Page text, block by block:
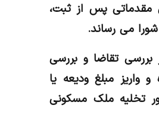
مقدماتی پس از ثبت،
می رساند.
تقاضا و بررسی
واریز مبلغ ودیعه یا
تخلیه ملک مسکونی